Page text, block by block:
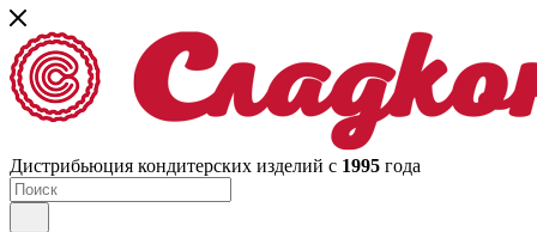
Дистрибьюция кондитерских изделий с 1995 года